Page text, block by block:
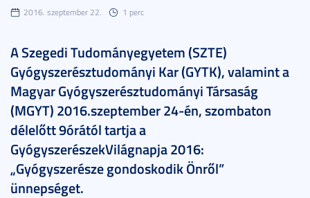
2016. szeptember 22. 1 perc
A Szegedi Tudományegyetem (SZTE)
Gyógyszerésztudományi Kar (GYTK), valamint a
Magyar Gyógyszerésztudományi Társaság
(MGYT) 2016.szeptember 24-én, szombaton
délelőtt 9órától tartja a
GyógyszerészekVilágnapja 2016:
„Gyógyszerésze gondoskodik Önről”
ünnepséget.